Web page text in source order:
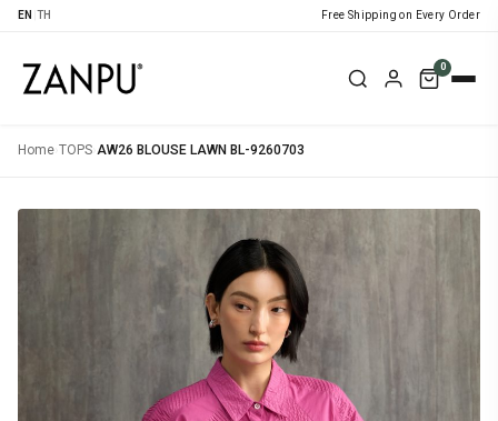
EN TH Free Shipping on Every Order
0
Home TOPS AW26 BLOUSE LAWN BL-9260703